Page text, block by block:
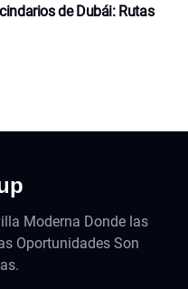
de Dubái: Rutas
Moderna Donde las
Oportunidades Son